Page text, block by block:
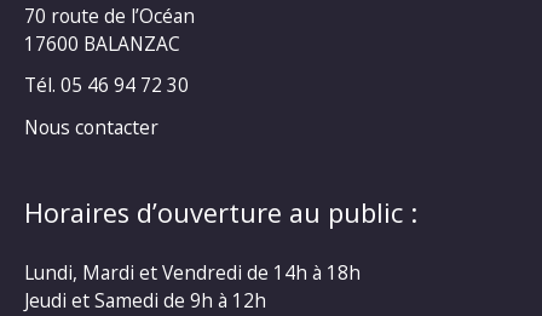
70 route de l’Océan
17600 BALANZAC
Tél. 05 46 94 72 30
Nous contacter
Horaires d’ouverture au public :
Lundi, Mardi et Vendredi de 14h à 18h
Jeudi et Samedi de 9h à 12h